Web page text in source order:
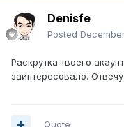
Denisfe
Posted
Раскрутка твоего
заинтересовало.
Quote